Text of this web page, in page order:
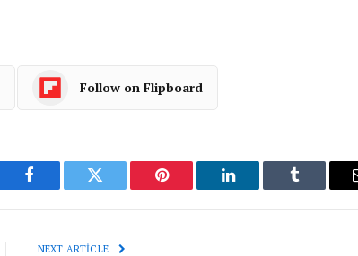
Follow on Flipboard
Facebook Twitter Pinterest LinkedIn Tumblr
NEXT ARTICLE